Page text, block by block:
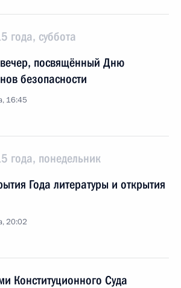
года, суббота
посвящённый Дню
безопасности
16:45
года, понедельник
Года литературы и открытия
20:02
Конституционного Суда